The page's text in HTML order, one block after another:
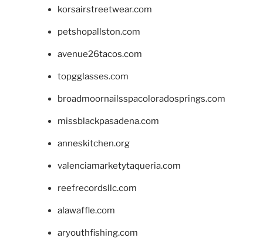
korsairstreetwear.com
petshopallston.com
avenue26tacos.com
topgglasses.com
broadmoornailsspacoloradosprings.com
missblackpasadena.com
anneskitchen.org
valenciamarketytaqueria.com
reefrecordsllc.com
alawaffle.com
aryouthfishing.com